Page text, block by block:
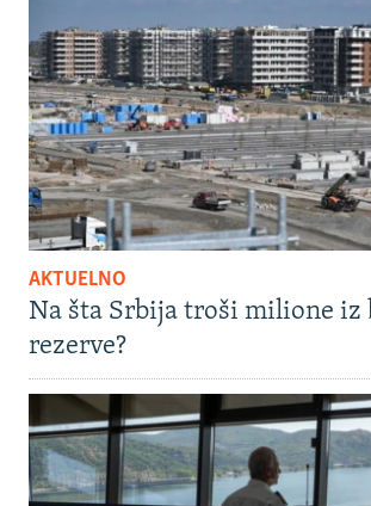
AKTUELNO
Na šta Srbija troši milione iz
rezerve?